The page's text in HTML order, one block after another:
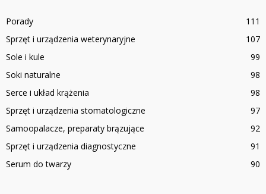
Porady
111
Sprzęt i urządzenia weterynaryjne
107
Sole i kule
99
Soki naturalne
98
Serce i układ krążenia
98
Sprzęt i urządzenia stomatologiczne
97
Samoopalacze, preparaty brązujące
92
Sprzęt i urządzenia diagnostyczne
91
Serum do twarzy
90